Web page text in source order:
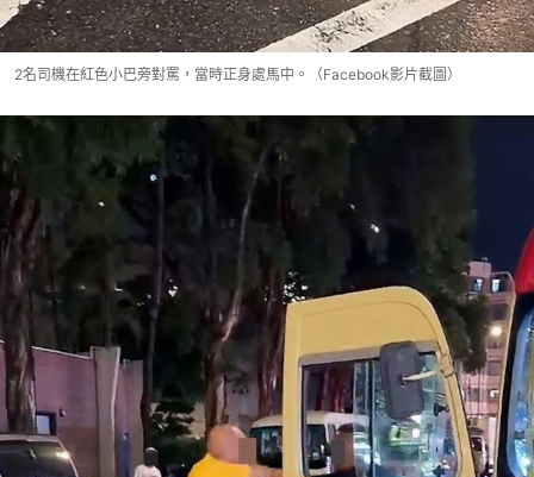
2名司機在紅色小巴旁對罵，當時正身處馬中。（Facebook影片截圖）